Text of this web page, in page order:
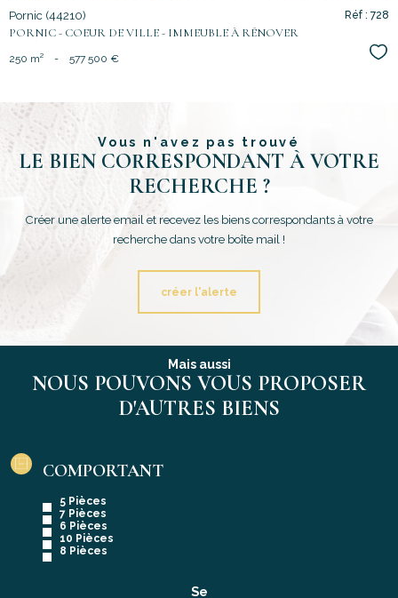
Pornic (44210)
PORNIC - COEUR DE VILLE - IMMEUBLE À RÉNOVER
Réf : 728
250 m² - 577 500 €
Vous n'avez pas trouvé
LE BIEN CORRESPONDANT À VOTRE
RECHERCHE ?
Créer une alerte email et recevez les biens correspondants à votre
recherche dans votre boîte mail !
créer l'alerte
Mais aussi
NOUS POUVONS VOUS PROPOSER
D'AUTRES BIENS
COMPORTANT
5 Pièces
7 Pièces
6 Pièces
10 Pièces
8 Pièces
Se